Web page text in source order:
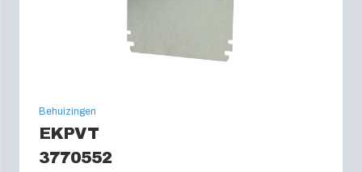
Behuizingen
EKPVT
3770552